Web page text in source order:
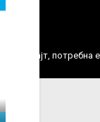
веб сајт, потребна